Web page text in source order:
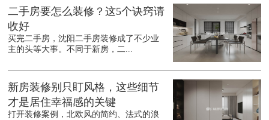
二手房要怎么装修？这5个诀窍请
收好
买完二手房，沈阳二手房装修成了不少业
主的头等大事。不同于新房，二...
新房装修别只盯风格，这些细节
才是居住幸福感的关键
打开装修案例，北欧风的简约、法式的浪